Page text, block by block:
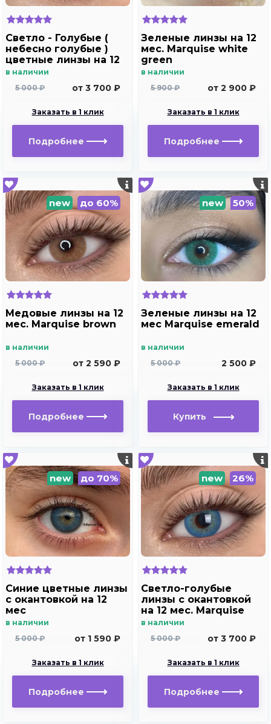
Светло - Голубые (
небесно голубые )
цветные линзы на 12
мес. Marquise blue
в наличии
5 000 ₽
от 3 700 ₽
Заказать в 1 клик
Подробнее
Зеленые линзы на 12
мес. Marquise white
green
в наличии
5 900 ₽
от 2 900 ₽
Заказать в 1 клик
Подробнее
new до 60%
Медовые линзы на 12
мес. Marquise brown
в наличии
5 000 ₽
от 2 590 ₽
Заказать в 1 клик
Подробнее
new 50%
Зеленые линзы на 12
мес Marquise emerald
в наличии
5 000 ₽
2 500 ₽
Заказать в 1 клик
new до 70%
Синие цветные линзы
c окантовкой на 12
мес
в наличии
5 000 ₽
от 1 590 ₽
Заказать в 1 клик
Подробнее
new 26%
Светло-голубые
линзы c окантовкой
на 12 мес. Marquise
Rumeisa blue
в наличии
5 000 ₽
от 3 700 ₽
Заказать в 1 клик
Подробнее